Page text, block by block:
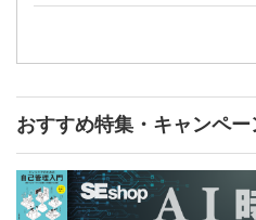
おすすめ特集・キャンペー